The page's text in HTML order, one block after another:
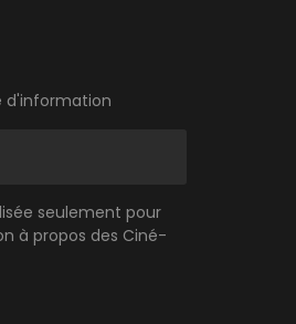
d'information
seulement pour
à propos des Ciné-